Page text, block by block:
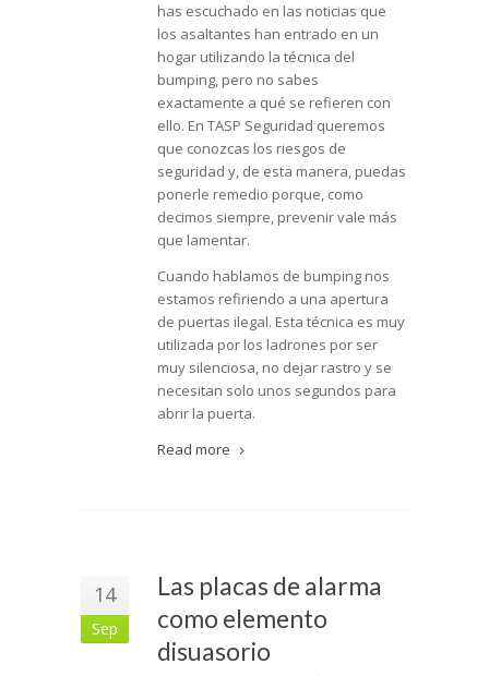
has escuchado en las noticias que
los asaltantes han entrado en un
hogar utilizando la técnica del
bumping, pero no sabes
exactamente a qué se refieren con
ello. En TASP Seguridad queremos
que conozcas los riesgos de
seguridad y, de esta manera, puedas
ponerle remedio porque, como
decimos siempre, prevenir vale más
que lamentar.
Cuando hablamos de bumping nos
estamos refiriendo a una apertura
de puertas ilegal. Esta técnica es muy
utilizada por los ladrones por ser
muy silenciosa, no dejar rastro y se
necesitan solo unos segundos para
abrir la puerta.
Read more
14
Sep
Las placas de alarma
como elemento
disuasorio